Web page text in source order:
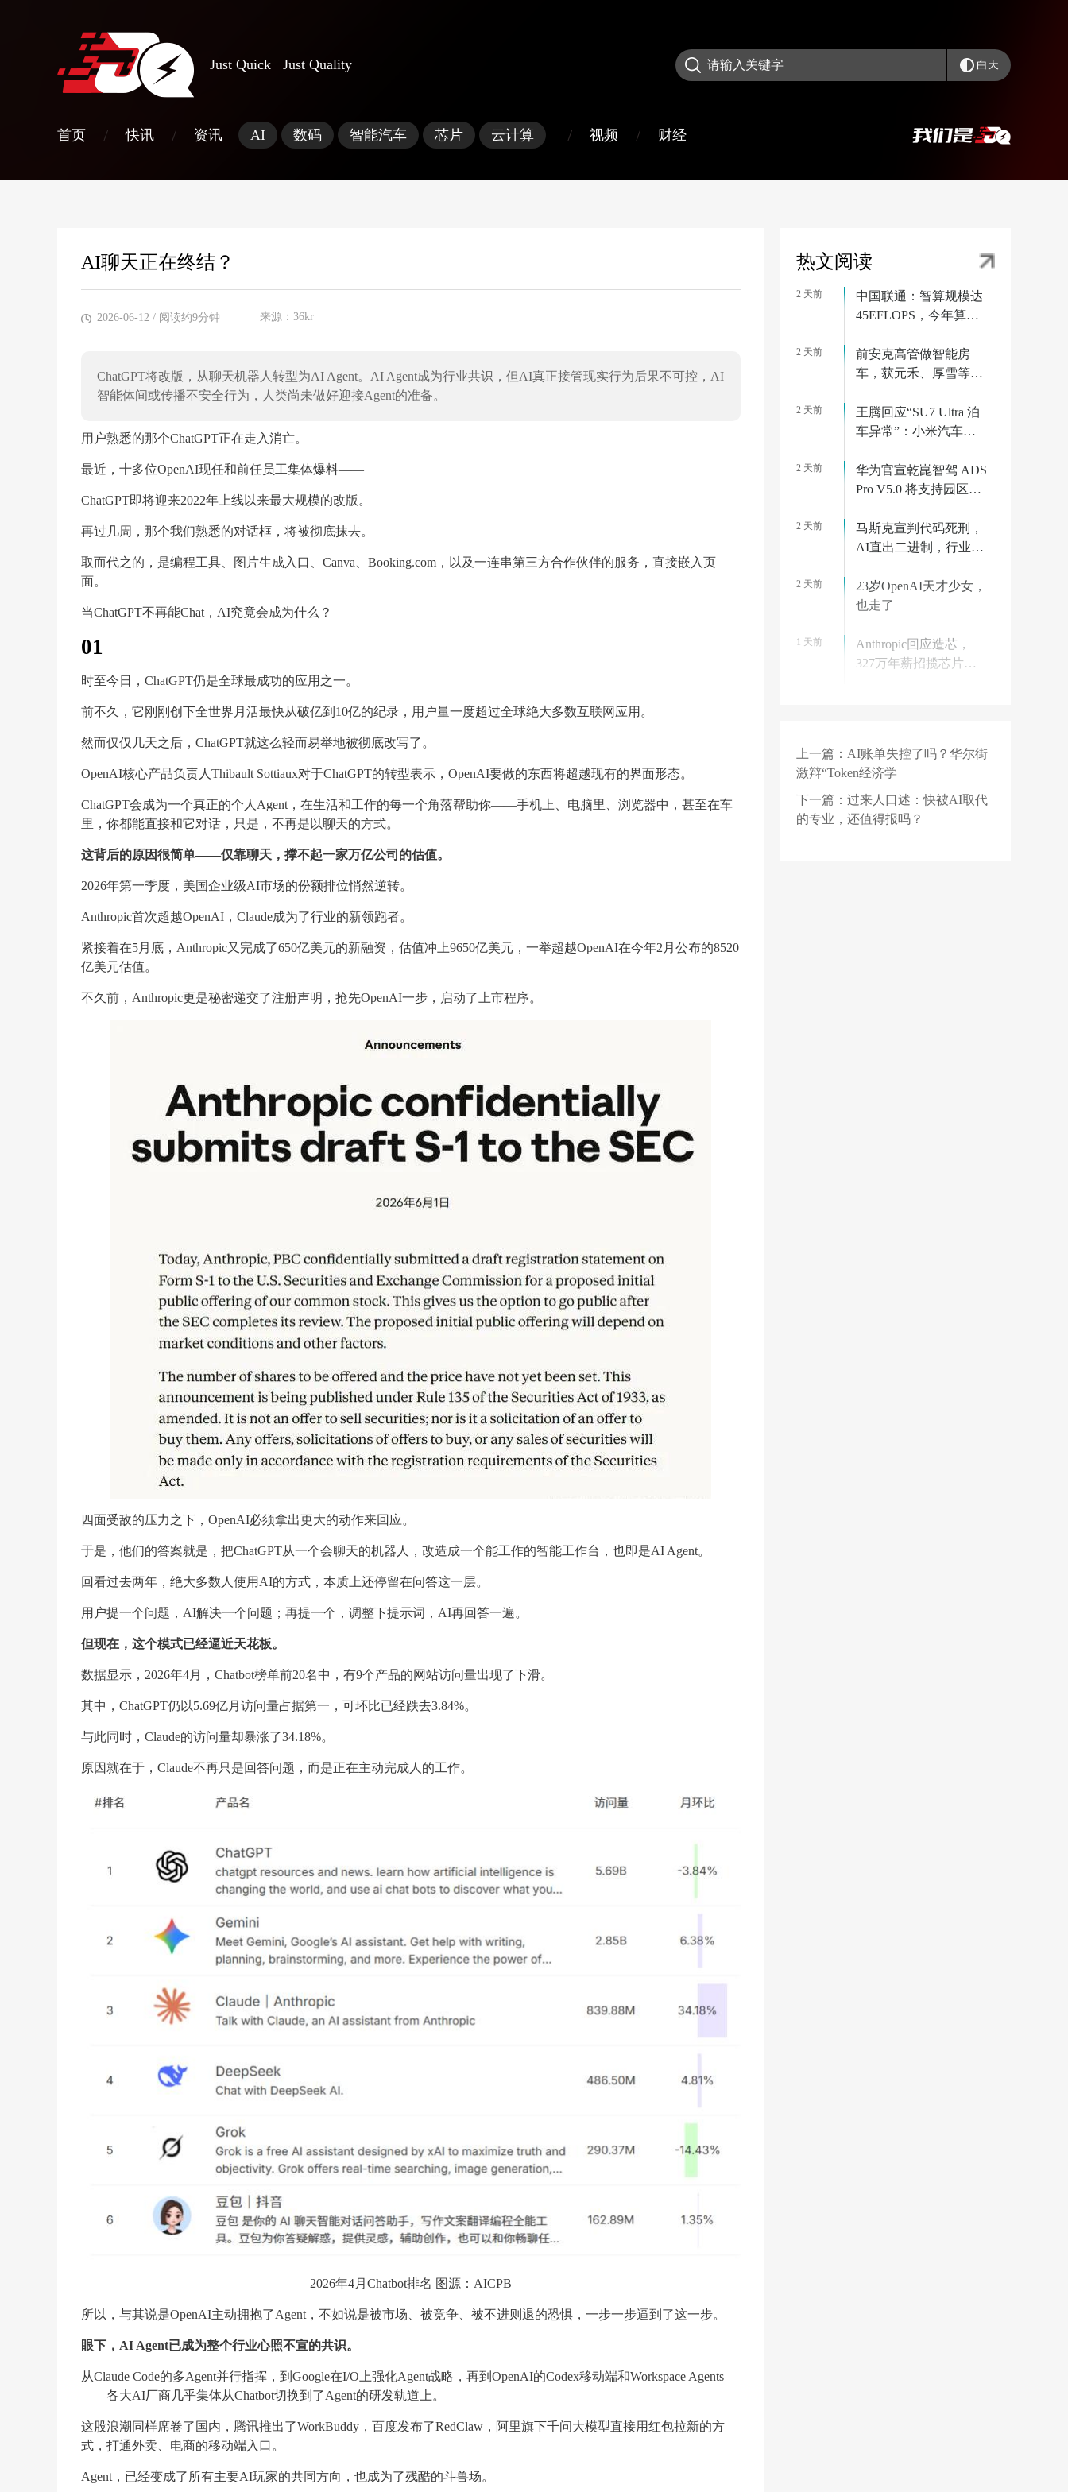
Just Quick Just Quality 白天
首页 / 快讯 / 资讯 AI 数码 智能汽车 芯片 云计算 / 视频 / 财经
AI聊天正在终结？
2026-06-12 / 阅读约9分钟 来源：36kr
ChatGPT将改版，从聊天机器人转型为AI Agent。AI Agent成为行业共识，但AI真正接管现实行为后果不可控，AI
智能体间或传播不安全行为，人类尚未做好迎接Agent的准备。
用户熟悉的那个ChatGPT正在走入消亡。
最近，十多位OpenAI现任和前任员工集体爆料——
ChatGPT即将迎来2022年上线以来最大规模的改版。
再过几周，那个我们熟悉的对话框，将被彻底抹去。
取而代之的，是编程工具、图片生成入口、Canva、Booking.com，以及一连串第三方合作伙伴的服务，直接嵌入页
面。
当ChatGPT不再能Chat，AI究竟会成为什么？
01
时至今日，ChatGPT仍是全球最成功的应用之一。
前不久，它刚刚创下全世界月活最快从破亿到10亿的纪录，用户量一度超过全球绝大多数互联网应用。
然而仅仅几天之后，ChatGPT就这么轻而易举地被彻底改写了。
OpenAI核心产品负责人Thibault Sottiaux对于ChatGPT的转型表示，OpenAI要做的东西将超越现有的界面形态。
ChatGPT会成为一个真正的个人Agent，在生活和工作的每一个角落帮助你——手机上、电脑里、浏览器中，甚至在车
里，你都能直接和它对话，只是，不再是以聊天的方式。
这背后的原因很简单——仅靠聊天，撑不起一家万亿公司的估值。
2026年第一季度，美国企业级AI市场的份额排位悄然逆转。
Anthropic首次超越OpenAI，Claude成为了行业的新领跑者。
紧接着在5月底，Anthropic又完成了650亿美元的新融资，估值冲上9650亿美元，一举超越OpenAI在今年2月公布的8520
亿美元估值。
不久前，Anthropic更是秘密递交了注册声明，抢先OpenAI一步，启动了上市程序。
四面受敌的压力之下，OpenAI必须拿出更大的动作来回应。
于是，他们的答案就是，把ChatGPT从一个会聊天的机器人，改造成一个能工作的智能工作台，也即是AI Agent。
回看过去两年，绝大多数人使用AI的方式，本质上还停留在问答这一层。
用户提一个问题，AI解决一个问题；再提一个，调整下提示词，AI再回答一遍。
但现在，这个模式已经逼近天花板。
数据显示，2026年4月，Chatbot榜单前20名中，有9个产品的网站访问量出现了下滑。
其中，ChatGPT仍以5.69亿月访问量占据第一，可环比已经跌去3.84%。
与此同时，Claude的访问量却暴涨了34.18%。
原因就在于，Claude不再只是回答问题，而是正在主动完成人的工作。
2026年4月Chatbot排名 图源：AICPB
所以，与其说是OpenAI主动拥抱了Agent，不如说是被市场、被竞争、被不进则退的恐惧，一步一步逼到了这一步。
眼下，AI Agent已成为整个行业心照不宣的共识。
从Claude Code的多Agent并行指挥，到Google在I/O上强化Agent战略，再到OpenAI的Codex移动端和Workspace Agents
——各大AI厂商几乎集体从Chatbot切换到了Agent的研发轨道上。
这股浪潮同样席卷了国内，腾讯推出了WorkBuddy，百度发布了RedClaw，阿里旗下千问大模型直接用红包拉新的方
式，打通外卖、电商的移动端入口。
Agent，已经变成了所有主要AI玩家的共同方向，也成为了残酷的斗兽场。
热文阅读
2 天前
中国联通：智算规模达
45EFLOPS，今年算力
2 天前
前安克高管做智能房
车，获元禾、厚雪等超
2027年初量产｜硬氪首
发
2 天前
王腾回应“SU7 Ultra 泊
车异常”：小米汽车已
景有 Bug 很正常
2 天前
华为官宣乾崑智驾 ADS
Pro V5.0 将支持园区领
2 天前
马斯克宣判代码死刑，
AI直出二进制，行业教
2 天前
23岁OpenAI天才少女，
也走了
1 天前
Anthropic回应造芯，
327万年薪招揽芯片工
球化规模交付
2 天前
RTX 5090 显卡涨价后
华硕拒按原价发货：英
伟达官方商城直接砍
单，重购需多花 553 美
1 天前
洛图科技：2026年上半
上一篇： AI账单失控了吗？华尔街
激辩“Token经济学
下一篇： 过来人口述：快被AI取代
的专业，还值得报吗？